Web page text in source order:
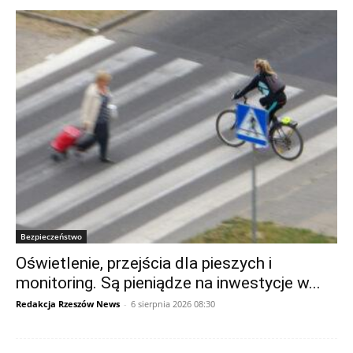
Bezpieczeństwo
Oświetlenie, przejścia dla pieszych i
monitoring. Są pieniądze na inwestycje w...
Redakcja Rzeszów News - 6 sierpnia 2026 08:30